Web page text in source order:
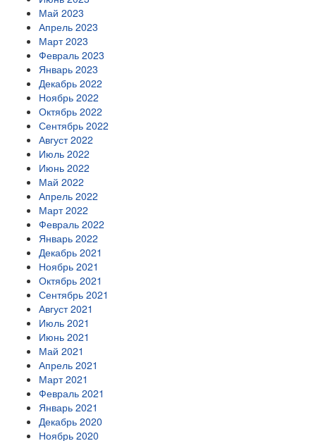
Май 2023
Апрель 2023
Март 2023
Февраль 2023
Январь 2023
Декабрь 2022
Ноябрь 2022
Октябрь 2022
Сентябрь 2022
Август 2022
Июль 2022
Июнь 2022
Май 2022
Апрель 2022
Март 2022
Февраль 2022
Январь 2022
Декабрь 2021
Ноябрь 2021
Октябрь 2021
Сентябрь 2021
Август 2021
Июль 2021
Июнь 2021
Май 2021
Апрель 2021
Март 2021
Февраль 2021
Январь 2021
Декабрь 2020
Ноябрь 2020